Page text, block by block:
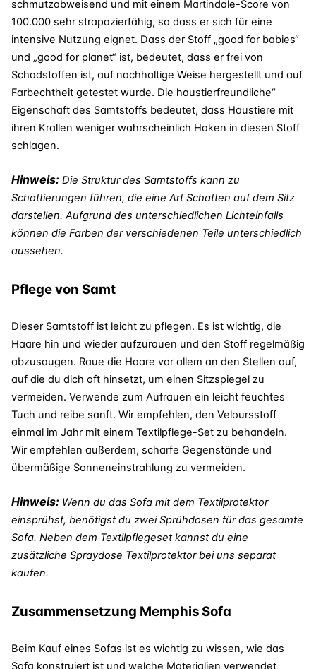
schmutzabweisend und mit einem Martindale-Score von
100.000 sehr strapazierfähig, so dass er sich für eine
intensive Nutzung eignet. Dass der Stoff „good for babies“
und „good for planet“ ist, bedeutet, dass er frei von
Schadstoffen ist, auf nachhaltige Weise hergestellt und auf
Farbechtheit getestet wurde. Die haustierfreundliche“
Eigenschaft des Samtstoffs bedeutet, dass Haustiere mit
ihren Krallen weniger wahrscheinlich Haken in diesen Stoff
schlagen.
Hinweis: Die Struktur des Samtstoffs kann zu
Schattierungen führen, die eine Art Schatten auf dem Sitz
darstellen. Aufgrund des unterschiedlichen Lichteinfalls
können die Farben der verschiedenen Teile unterschiedlich
aussehen.
Pflege von Samt
Dieser Samtstoff ist leicht zu pflegen. Es ist wichtig, die
Haare hin und wieder aufzurauen und den Stoff regelmäßig
abzusaugen. Raue die Haare vor allem an den Stellen auf,
auf die du dich oft hinsetzt, um einen Sitzspiegel zu
vermeiden. Verwende zum Aufrauen ein leicht feuchtes
Tuch und reibe sanft. Wir empfehlen, den Veloursstoff
einmal im Jahr mit einem Textilpflege-Set zu behandeln.
Wir empfehlen außerdem, scharfe Gegenstände und
übermäßige Sonneneinstrahlung zu vermeiden.
Hinweis: Wenn du das Sofa mit dem Textilprotektor
einsprühst, benötigst du zwei Sprühdosen für das gesamte
Sofa. Neben dem Textilpflegeset kannst du eine
zusätzliche Spraydose Textilprotektor bei uns separat
kaufen.
Zusammensetzung Memphis Sofa
Beim Kauf eines Sofas ist es wichtig zu wissen, wie das
Sofa konstruiert ist und welche Materialien verwendet